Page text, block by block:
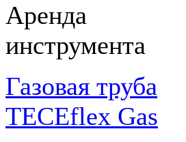
Аренда
инструмента
Газовая труба
TECEflex Gas